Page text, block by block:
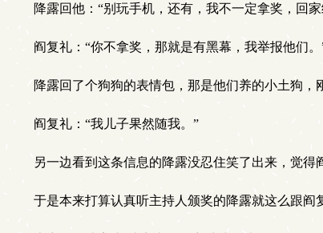
降露回他：“别玩手机，还有，我不一定拿奖，回
阎复礼：“你不拿奖，那就是有黑幕，我举报他们。
降露回了个狗狗的表情包，那是他们养的小土狗，
阎复礼：“我儿子果然随我。”
另一边看到这条信息的降露没忍住笑了出来，觉
于是本来打算认真听主持人颁奖的降露就这么跟阎